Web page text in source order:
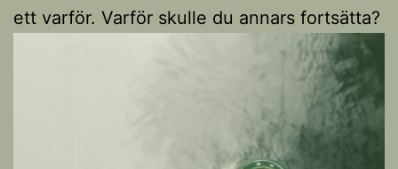
ett varför. Varför skulle du annars fortsätta?